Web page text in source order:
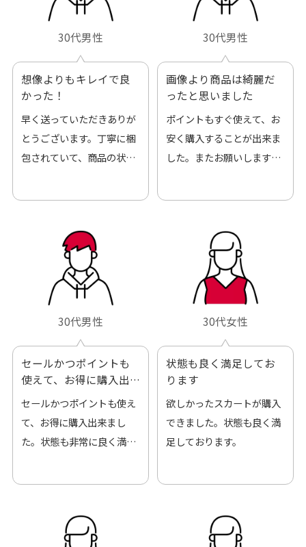
30代男性
想像よりもキレイで良
かった！
早く送っていただきありが
とうございます。丁寧に梱
包されていて、商品の状態
30代男性
画像より商品は綺麗だ
ったと思いました
ポイントもすぐ使えて、お
安く購入することが出来ま
した。またお願いします、
30代男性
セールかつポイントも
使えて、お得に購入出
来ました
セールかつポイントも使え
て、お得に購入出来まし
た。状態も非常に良く満足
30代女性
状態も良く満足してお
ります
欲しかったスカートが購入
できました。状態も良く満
足しております。